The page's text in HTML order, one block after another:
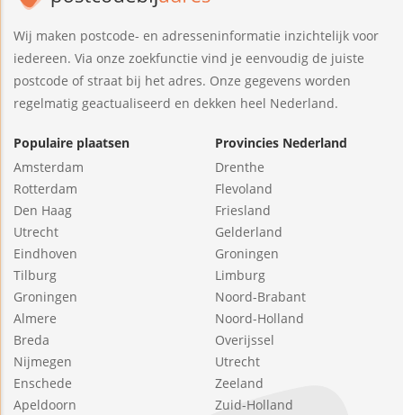
Wij maken postcode- en adresseninformatie inzichtelijk voor
iedereen. Via onze zoekfunctie vind je eenvoudig de juiste
postcode of straat bij het adres. Onze gegevens worden
regelmatig geactualiseerd en dekken heel Nederland.
Populaire plaatsen
Amsterdam
Rotterdam
Den Haag
Utrecht
Eindhoven
Tilburg
Groningen
Almere
Breda
Nijmegen
Enschede
Apeldoorn
Provincies Nederland
Drenthe
Flevoland
Friesland
Gelderland
Groningen
Limburg
Noord-Brabant
Noord-Holland
Overijssel
Utrecht
Zeeland
Zuid-Holland